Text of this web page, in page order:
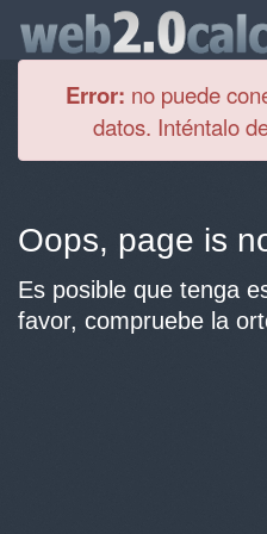
Error: no puede
datos. Inténtalo
Oops, page is
Es posible que tenga
favor, compruebe la